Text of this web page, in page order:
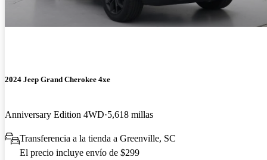
2024 Jeep Grand Cherokee 4xe
Anniversary Edition 4WD 5,618 millas
Transferencia a la tienda a Greenville, SC
El precio incluye envío de $299